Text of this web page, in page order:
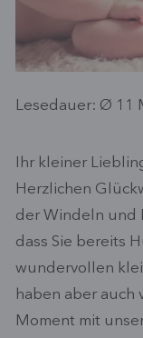
Lesedauer: Ø 11
Ihr kleiner
Herzlichen
der Windeln und
dass Sie bereits
wundervollen
haben aber auch
Moment mit